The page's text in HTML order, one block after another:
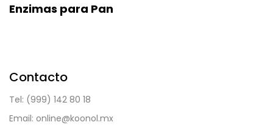
Mejorante 0662
Contacto
Tel: (999) 142 80 18
Email: online@koonol.mx